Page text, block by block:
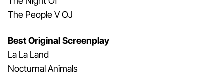
The People V OJ
Best Original Screenplay
La La Land
Nocturnal Animals